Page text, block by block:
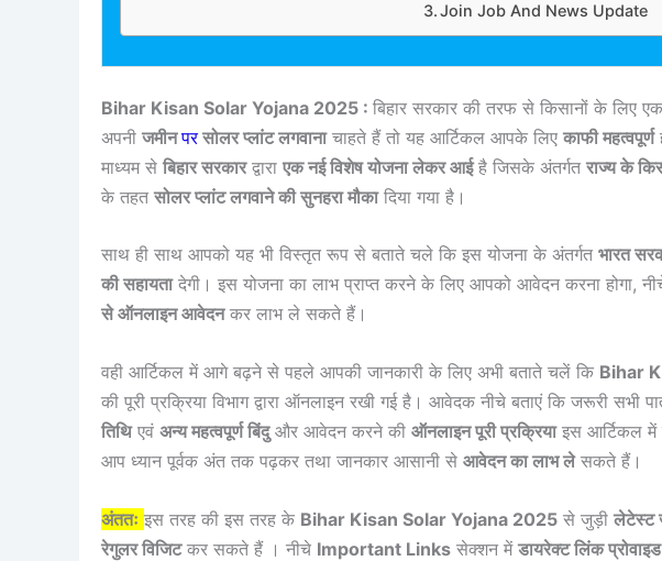
Join Job And News Update
Bihar Kisan Solar Yojana 2025 : बिहार सरकार की तरफ से किसानों के लिए एक
अपनी जमीनपरसोलर प्लांट लगवानाचाहते हैं तो यह आर्टिकल आपके लिए काफी महत्वपूर्ण
माध्यम से बिहार सरकारद्वारा एक नई विशेष योजना लेकर आईहै जिसके अंतर्गत राज्य के
के तहत सोलर प्लांट लगवाने की सुनहरा मौकादिया गया है।
साथ ही साथ आपको यह भी विस्तृत रूप से बताते चले कि इस योजना के अंतर्गत भारत
की सहायतादेगी। इस योजना का लाभ प्राप्त करने के लिए आपको आवेदन करना होगा,
से ऑनलाइन आवेदनकर लाभ ले सकते हैं।
वही आर्टिकल में आगे बढ़ने से पहले आपकी जानकारी के लिए अभी बताते चलें कि Bihar
की पूरी प्रक्रिया विभाग द्वारा ऑनलाइन रखी गई है। आवेदक नीचे बताएं कि जरूरी सभी
तिथिएवं अन्य महत्वपूर्ण बिंदुऔर आवेदन करने की ऑनलाइन पूरी प्रक्रियाइस आर्टिकल में
आप ध्यान पूर्वक अंत तक पढ़कर तथा जानकार आसानी से आवेदन का लाभ लेसकते हैं।
अंततः इस तरह की इस तरह के Bihar Kisan Solar Yojana 2025 से जुड़ी लेटेस्ट
रेगुलर विजिटकर सकते हैं । नीचे Important Links सेक्शन में डायरेक्ट लिंक प्रोवाइड